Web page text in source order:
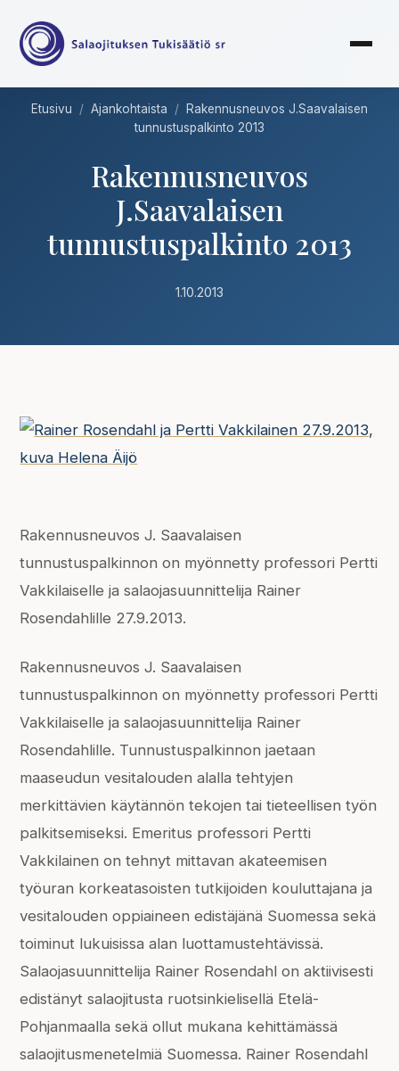
Etusivu / Ajankohtaista /
Rakennusneuvos J.Saavalaisen
tunnustuspalkinto 2013
Rakennusneuvos
J.Saavalaisen
tunnustuspalkinto 2013
1.10.2013
Rakennusneuvos J. Saavalaisen
tunnustuspalkinnon on myönnetty professori Pertti
Vakkilaiselle ja salaojasuunnittelija Rainer
Rosendahlille 27.9.2013.
Rakennusneuvos J. Saavalaisen
tunnustuspalkinnon on myönnetty professori Pertti
Vakkilaiselle ja salaojasuunnittelija Rainer
Rosendahlille. Tunnustuspalkinnon jaetaan
maaseudun vesitalouden alalla tehtyjen
merkittävien käytännön tekojen tai tieteellisen työn
palkitsemiseksi. Emeritus professori Pertti
Vakkilainen on tehnyt mittavan akateemisen
työuran korkeatasoisten tutkijoiden kouluttajana ja
vesitalouden oppiaineen edistäjänä Suomessa sekä
toiminut lukuisissa alan luottamustehtävissä.
Salaojasuunnittelija Rainer Rosendahl on aktiivisesti
edistänyt salaojitusta ruotsinkielisellä Etelä-
Pohjanmaalla sekä ollut mukana kehittämässä
salaojitusmenetelmiä Suomessa. Rainer Rosendahl